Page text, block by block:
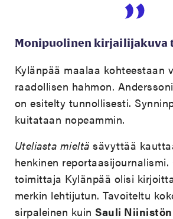
Monipuolinen kirjailijakuva
Kylänpää maalaa kohteestaan
raadollisen hahmon.
on esitelty tunnollisesti.
kuitataan nopeammin.
Uteliasta mieltä sävyttää
henkinen reportaasijournalismi.
toimittaja Kylänpää olisi
merkin lehtijutun. Tavoiteltu
sirpaleinen kuinSauli Niinistön